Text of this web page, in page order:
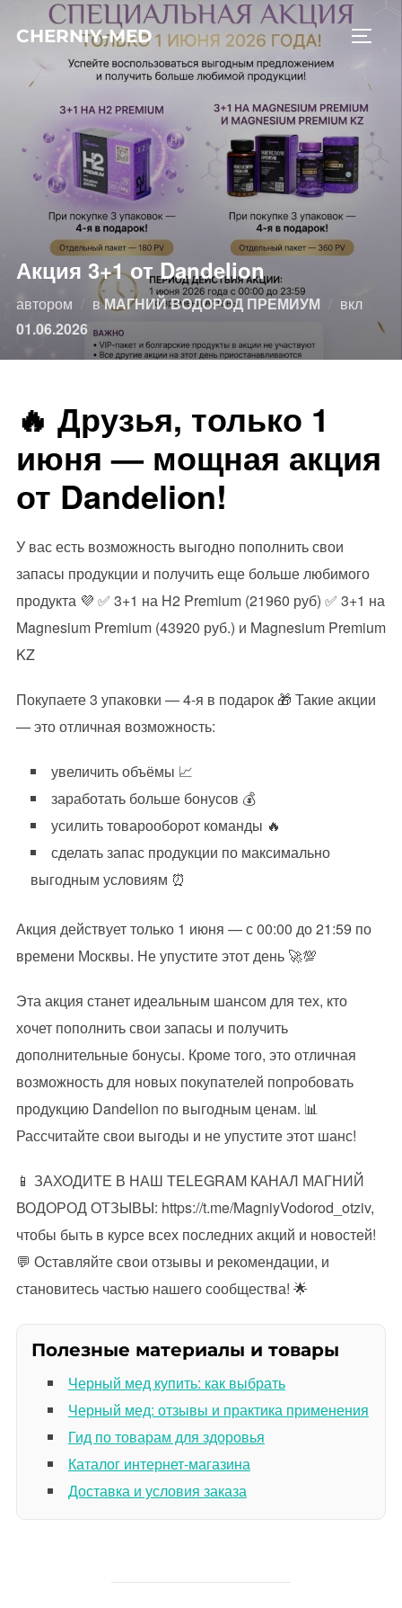
Перейти
содержимому
CHERNIY-MED
Акция 3+1 от Dandelion
автором вМАГНИЙ ВОДОРОД ПРЕМИУМ вкл
01.06.2026
🔥 Друзья, только 1
июня — мощная акция
от Dandelion!
У вас есть возможность выгодно пополнить свои
запасы продукции и получить еще больше любимого
продукта 💜 ✅ 3+1 на H2 Premium (21960 руб) ✅ 3+1 на
Magnesium Premium (43920 руб.) и Magnesium Premium
KZ
Покупаете 3 упаковки — 4-я в подарок 🎁 Такие акции
— это отличная возможность:
увеличить объёмы 📈
заработать больше бонусов 💰
усилить товарооборот команды 🔥
сделать запас продукции по максимально
выгодным условиям ⏰
Акция действует только 1 июня — с 00:00 до 21:59 по
времени Москвы. Не упустите этот день 🚀💯
Эта акция станет идеальным шансом для тех, кто
хочет пополнить свои запасы и получить
дополнительные бонусы. Кроме того, это отличная
возможность для новых покупателей попробовать
продукцию Dandelion по выгодным ценам. 📊
Рассчитайте свои выгоды и не упустите этот шанс!
📱 ЗАХОДИТЕ В НАШ TELEGRAM КАНАЛ МАГНИЙ
ВОДОРОД ОТЗЫВЫ: https://t.me/MagniyVodorod_otziv,
чтобы быть в курсе всех последних акций и новостей!
💬 Оставляйте свои отзывы и рекомендации, и
становитесь частью нашего сообщества! 🌟
Полезные материалы и товары
Черный мед купить: как выбрать
Черный мед: отзывы и практика применения
Гид по товарам для здоровья
Каталог интернет-магазина
Доставка и условия заказа